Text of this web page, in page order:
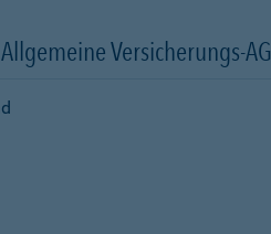
Versicherungs-AG